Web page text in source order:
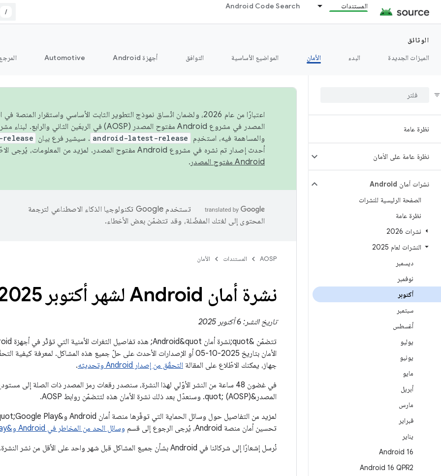
المستندات Android Code Search
/
الوثائق
الميزات الجديدة
البدء الأمان المواضيع الأساسية التوافق أجهزة Android Automotive
نظرة عامة
نظرة عامة على الأمان
نشرات أمان Android
الصفحة الرئيسية للنشرات
نظرة عامة
نشرات 2026
النشرات لعام 2025
ديسمبر
نوفمبر
أكتوبر
سبتمبر
أغسطس
يوليو
يونيو
مايو
أبريل
مارس
فبراير
يناير
Android 16
‫Android 16 QPR2
اعتبارًا من عام 2026، ولضمان اتّساق نموذج التطوير الثابت الأساسي واستقرار
والمساهمة فيه، استخدِم
android-latest-release . سيشير فرع بيان
أحدث إصدار تم نشره في مشروع Android مفتوح المصدر. لمزيد من المعلومات، يُرجى الاطّلاع على
Android مفتوح المصدر
.
تستخدم Google تكنولوجيا الذكاء الاصطناعي لترجمة
المحتوى إلى لغتك المفضّلة، وقد تتضمّن بعض الأخطاء.
AOSP المستندات الأمان
نشرة أمان Android لشهر أكتوبر 2025
تاريخ النشر: 6 أكتوبر 2025
الأمان بتاريخ 2025-10-05 أو الإصدارات الأحدث على حلّ جميع هذه المشاكل.
جهاز، يمكنك الاطّلاع على المقالة التحقّق من إصدار Android وتحديثه
.
المصدر&quot; (AOSP). وسنعدّل بعد ذلك نشرة الأمان هذه لتتضمّن روابط AOSP.
تحسين أمان منصة Android، يُرجى الرجوع إلى قسم
وسائل الحد من المخاطر في Android و&quot;Google Play للحماية&quot;
نُرسل إشعارًا إلى شركائنا في Android بشأن جميع المشاكل قبل شهر واحد على الأقل من نشر النشرة.